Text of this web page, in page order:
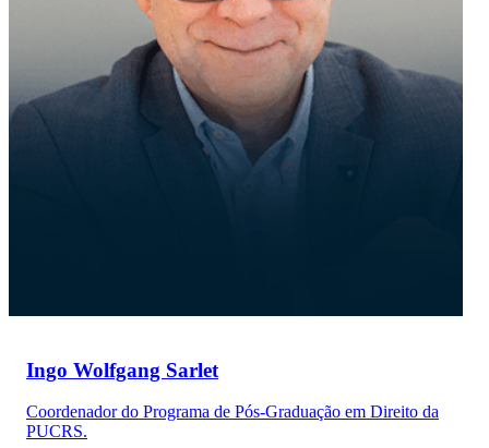
Ingo Wolfgang Sarlet
Coordenador do Programa de Pós-Graduação em Direito da
PUCRS.